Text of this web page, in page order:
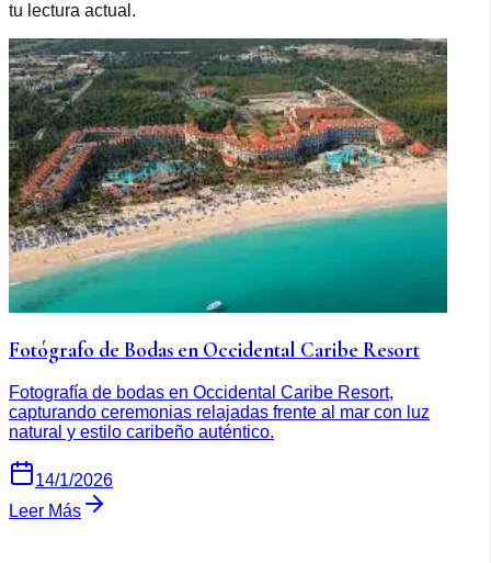
tu lectura actual.
Fotógrafo de Bodas en Occidental Caribe Resort
Fotografía de bodas en Occidental Caribe Resort,
capturando ceremonias relajadas frente al mar con luz
natural y estilo caribeño auténtico.
14/1/2026
Leer Más